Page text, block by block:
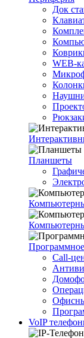
Док
WEB-
Планшеты
Call-
VoIP